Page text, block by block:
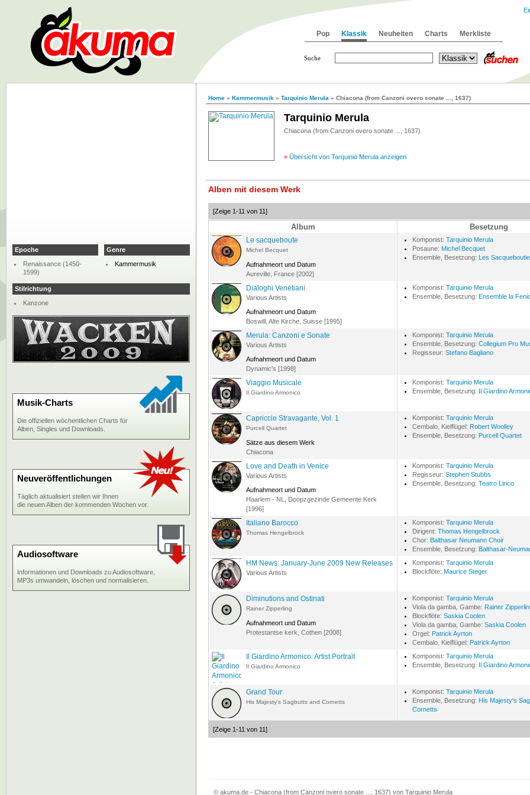
Home » Kammermusik » Tarquinio Merula » Chiacona (from Canzoni overo sonate ..., 1637)
Tarquinio Merula
Chiacona (from Canzoni overo sonate ..., 1637)
» Übersicht von Tarquinio Merula anzeigen
Alben mit diesem Werk
[Zeige 1-11 von 11]
Album Besetzung
Le sacqueboute
Michel Becquet
Aufnahmeort und Datum
Aureville, France [2002]
Komponist: Tarquinio Merula
Posaune: Michel Becquet
Ensemble, Besetzung: Les
Dialoghi Venetiani
Various Artists
Aufnahmeort und Datum
Boswill, Alte Kirche, Suisse [1995]
Komponist: Tarquinio Merula
Ensemble, Besetzung: Ensemble la
Merula: Canzoni e Sonate
Various Artists
Aufnahmeort und Datum
Dynamic's [1998]
Komponist: Tarquinio Merula
Ensemble, Besetzung: Collegium Pro
Regisseur: Stefano Bagliano
Viaggio Musicale
Il Giardino Armonico
Komponist: Tarquinio Merula
Ensemble, Besetzung: Il Giardino
Capriccio Stravagante, Vol. 1
Purcell Quartet
Sätze aus diesem Werk
Chiacona
Komponist: Tarquinio Merula
Cembalo, Kielflügel: Robert Woolley
Ensemble, Besetzung: Purcell Quartet
Love and Death in Venice
Various Artists
Aufnahmeort und Datum
Haarlem - NL, Doopzgezinde Gemeente Kerk
[1996]
Komponist: Tarquinio Merula
Regisseur: Stephen Stubbs
Ensemble, Besetzung: Teatro Lirico
Italiano Barocco
Thomas Hengelbrock
Komponist: Tarquinio Merula
Dirigent: Thomas Hengelbrock
Chor: Balthasar Neumann Choir
Ensemble, Besetzung: Balthasar-
HM News: January-June 2009 New Releases
Various Artists
Komponist: Tarquinio Merula
Blockflöte: Maurice Steger
Diminutions and Ostinati
Rainer Zipperling
Aufnahmeort und Datum
Protestantse kerk, Cothen [2008]
Komponist: Tarquinio Merula
Viola da gamba, Gambe: Rainer
Blockflöte: Saskia Coolen
Viola da gamba, Gambe: Saskia Coolen
Orgel: Patrick Ayrton
Cembalo, Kielflügel: Patrick Ayrton
Il Giardino Armonico: Artist Portrait
Il Giardino Armonico
Komponist: Tarquinio Merula
Ensemble, Besetzung: Il Giardino
Grand Tour
His Majesty's Sagbutts and Cornetts
Komponist: Tarquinio Merula
Ensemble, Besetzung: His Majesty's
Cornetts
[Zeige 1-11 von 11]
Epoche
Renaissance (1450-
1599)
Genre
Kammermusik
Stilrichtung
Kanzone
Musik-Charts
Die offiziellen wöchentlichen Charts für
Alben, Singles und Downloads.
Neuveröffentlichungen
Täglich aktualisiert stellen wir Ihnen
die neuen Alben der kommenden Wochen vor.
Audiosoftware
Informationen und Downloads zu Audiosoftware,
MP3s umwandeln, löschen und normalisieren.
© akuma.de - Chiacona (from Canzoni overo sonate ..., 1637) von Tarquinio Merula
Pop Klassik Neuheiten Charts Merkliste
Suche